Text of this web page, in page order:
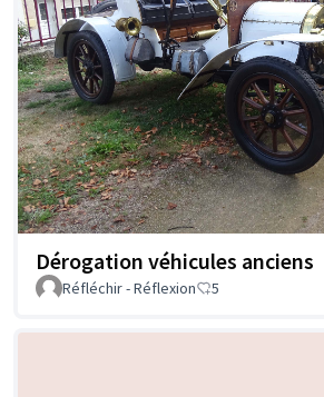
Dérogation véhicules anciens
Réfléchir - Réflexion 5